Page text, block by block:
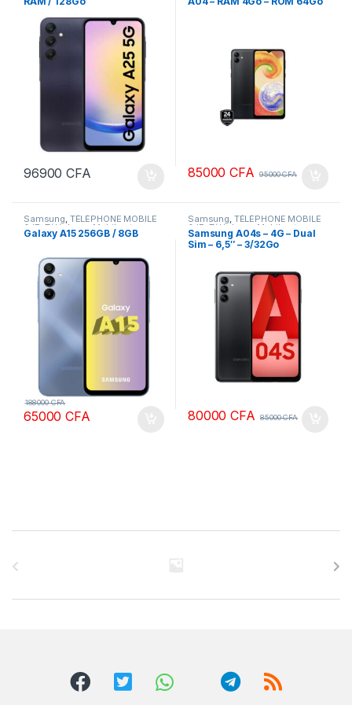
96900CFA 85000CFA 95000CFA
Samsung, TÉLÉPHONE MOBILE
& IP ,Téléphone Mobile et
tablette
Galaxy A15 256GB / 8GB
65000CFA
188000CFA
Samsung, TÉLÉPHONE MOBILE
& IP ,Téléphone Mobile et
tablette
Samsung A04s – 4G – Dual
Sim – 6,5″ – 3/32Go
80000CFA 85000CFA